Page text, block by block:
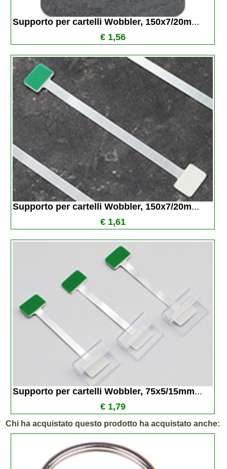
Supporto per cartelli Wobbler, 150x7/20m...
€ 1,56
Supporto per cartelli Wobbler, 150x7/20m...
€ 1,61
Supporto per cartelli Wobbler, 75x5/15mm...
€ 1,79
Chi ha acquistato questo prodotto ha acquistato anche: